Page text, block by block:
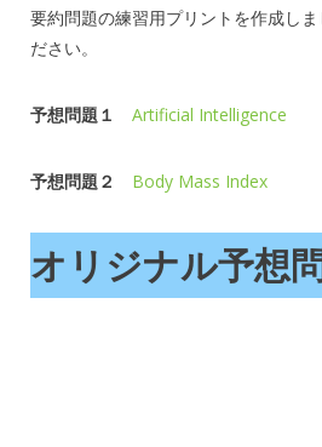
要約問題の練習用プリントを作成し
ださい。
予想問題１ Artificial Intelligence
予想問題２ Body Mass Index
オリジナル予想